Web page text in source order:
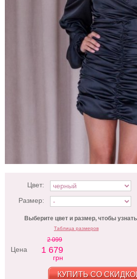
Цвет:
Размер:
Выберите цвет и размер, чтобы
Таблица размеров
Цена
2 099
1 679
грн
КУПИТЬ СО